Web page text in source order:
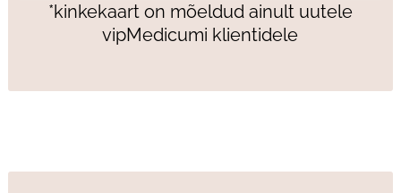
*kinkekaart on mõeldud ainult uutele
vipMedicumi klientidele